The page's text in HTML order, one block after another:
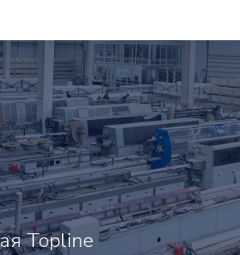
Topline